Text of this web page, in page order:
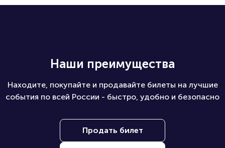
Наши преимущества
Находите, покупайте и продавайте билеты на лучшие
события по всей России - быстро, удобно и безопасно
Продать билет